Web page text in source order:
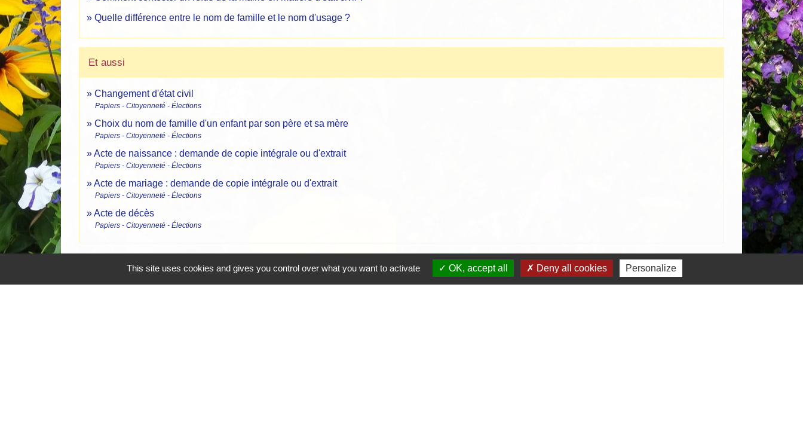
Quelle différence entre le nom de famille et le nom d'usage ?
Et aussi
Changement d'état civil
Papiers - Citoyenneté - Élections
Choix du nom de famille d'un enfant par son père et sa mère
Papiers - Citoyenneté - Élections
Acte de naissance : demande de copie intégrale ou d'extrait
Papiers - Citoyenneté - Élections
Acte de mariage : demande de copie intégrale ou d'extrait
Papiers - Citoyenneté - Élections
Acte de décès
Papiers - Citoyenneté - Élections
Signaler une erreur sur cette page
This site uses cookies and gives you control over what you want to activate OK, accept all Deny all cookies Personalize